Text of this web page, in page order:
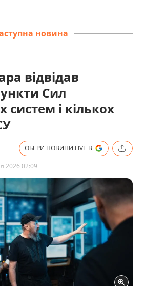
новина
відвідав
Сил
систем і кількох
ОБЕРИ НОВИНИ.LIVE В
2026 02:09